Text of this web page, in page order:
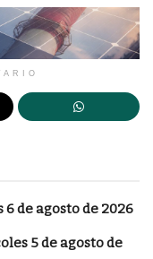
6 de agosto de 2026
5 de agosto de